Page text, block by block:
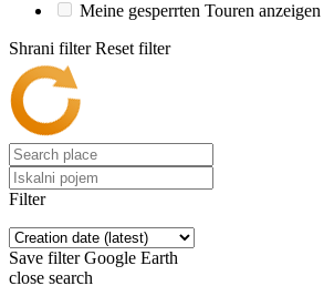
Meine gesperrten Touren anzeigen
Shrani filter Reset filter
Filter
Save filter Google Earth
close search